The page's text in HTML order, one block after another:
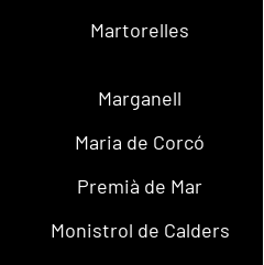
Martorelles
Marganell
Maria de Corcó
Premià de Mar
Monistrol de Calders